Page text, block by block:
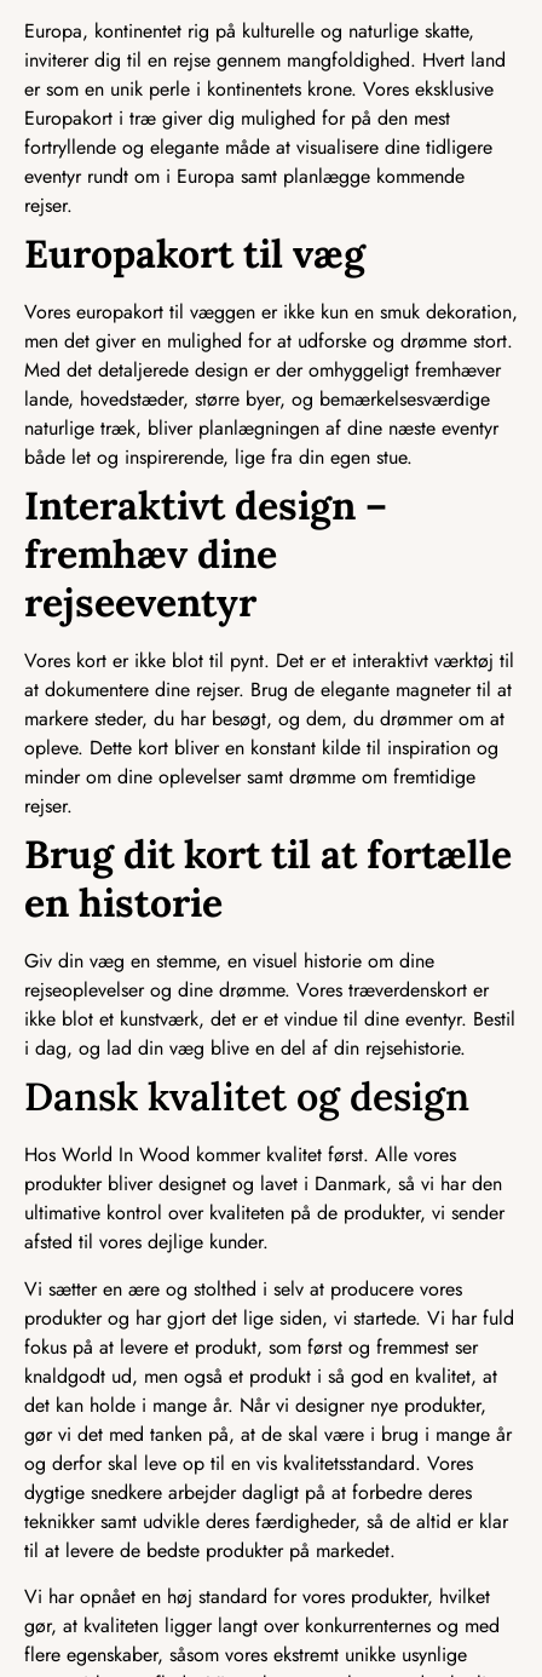
Europa, kontinentet rig på kulturelle og naturlige skatte,
inviterer dig til en rejse gennem mangfoldighed. Hvert land
er som en unik perle i kontinentets krone. Vores eksklusive
Europakort i træ giver dig mulighed for på den mest
fortryllende og elegante måde at visualisere dine tidligere
eventyr rundt om i Europa samt planlægge kommende
rejser.
Europakort til væg
Vores europakort til væggen er ikke kun en smuk dekoration,
men det giver en mulighed for at udforske og drømme stort.
Med det detaljerede design er der omhyggeligt fremhæver
lande, hovedstæder, større byer, og bemærkelsesværdige
naturlige træk, bliver planlægningen af dine næste eventyr
både let og inspirerende, lige fra din egen stue.
Interaktivt design –
fremhæv dine
rejseeventyr
Vores kort er ikke blot til pynt. Det er et interaktivt værktøj til
at dokumentere dine rejser. Brug de elegante magneter til at
markere steder, du har besøgt, og dem, du drømmer om at
opleve. Dette kort bliver en konstant kilde til inspiration og
minder om dine oplevelser samt drømme om fremtidige
rejser.
Brug dit kort til at fortælle
en historie
Giv din væg en stemme, en visuel historie om dine
rejseoplevelser og dine drømme. Vores træverdenskort er
ikke blot et kunstværk, det er et vindue til dine eventyr. Bestil
i dag, og lad din væg blive en del af din rejsehistorie.
Dansk kvalitet og design
Hos World In Wood kommer kvalitet først. Alle vores
produkter bliver designet og lavet i Danmark, så vi har den
ultimative kontrol over kvaliteten på de produkter, vi sender
afsted til vores dejlige kunder.
Vi sætter en ære og stolthed i selv at producere vores
produkter og har gjort det lige siden, vi startede. Vi har fuld
fokus på at levere et produkt, som først og fremmest ser
knaldgodt ud, men også et produkt i så god en kvalitet, at
det kan holde i mange år. Når vi designer nye produkter,
gør vi det med tanken på, at de skal være i brug i mange år
og derfor skal leve op til en vis kvalitetsstandard. Vores
dygtige snedkere arbejder dagligt på at forbedre deres
teknikker samt udvikle deres færdigheder, så de altid er klar
til at levere de bedste produkter på markedet.
Vi har opnået en høj standard for vores produkter, hvilket
gør, at kvaliteten ligger langt over konkurrenternes og med
flere egenskaber, såsom vores ekstremt unikke usynlige